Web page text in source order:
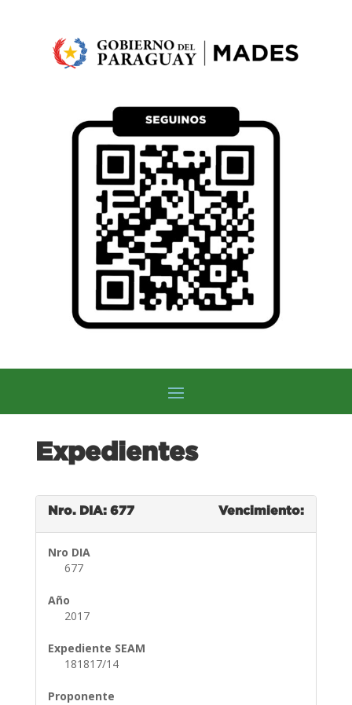
Expedientes
Nro. DIA: 677 Vencimiento:
Nro DIA
677
Año
2017
Expediente SEAM
181817/14
Proponente